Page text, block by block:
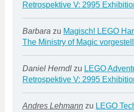
Retrospektive V: 2995
Barbara zu Magisch! LEGO
The Ministry of Magic
Daniel Herndl zu LEGO
Retrospektive V: 2995
Andres Lehmann zu LEGO